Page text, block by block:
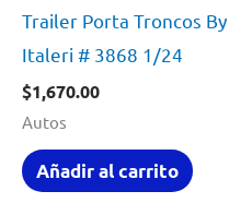
Trailer Porta Troncos By
Italeri # 3868 1/24
$1,670.00
Autos
Añadir al carrito